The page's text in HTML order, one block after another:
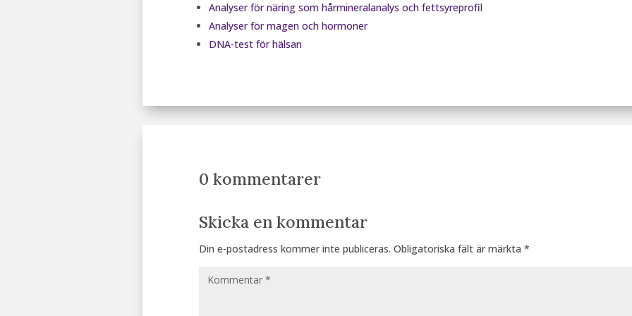
Analyser för näring som hårmineralanalys och fettsyreprofil
Analyser för magen och hormoner
DNA-test för hälsan
0 kommentarer
Skicka en kommentar
Din e-postadress kommer inte publiceras. Obligatoriska fält är märkta *